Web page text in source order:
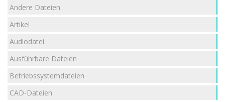
Andere Dateien
Artikel
Audiodatei
Ausführbare Dateien
Betriebssystemdateien
CAD-Dateien